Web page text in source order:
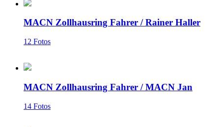
MACN Zollhausring Fahrer /Rainer Haller
12 Fotos
MACN Zollhausring Fahrer /MACN Jan
14 Fotos